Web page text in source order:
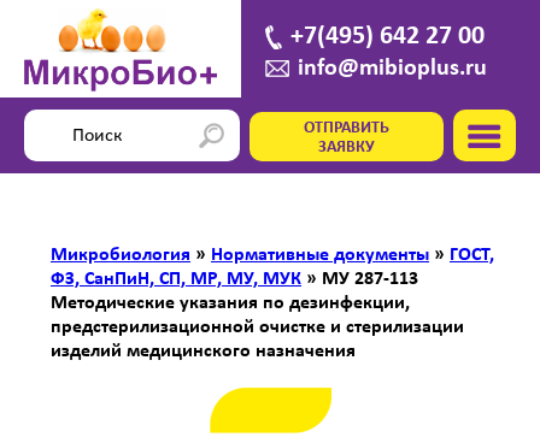
+7(495) 642 27 00
info@mibioplus.ru
ОТПРАВИТЬ
ЗАЯВКУ
Микробиология » Нормативные документы » ГОСТ,
ФЗ, СанПиН, СП, МР, МУ, МУК » МУ 287-113
Методические указания по дезинфекции,
предстерилизационной очистке и стерилизации
изделий медицинского назначения